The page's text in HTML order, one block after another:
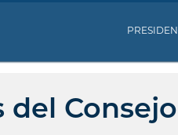
del